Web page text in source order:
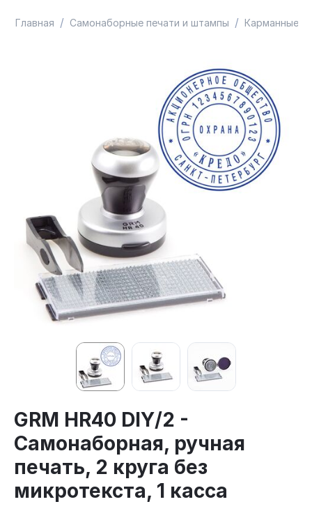
Главная / Самонаборные печати и штампы / Карманные
GRM HR40 DIY/2 -
Самонаборная, ручная
печать, 2 круга без
микротекста, 1 касса